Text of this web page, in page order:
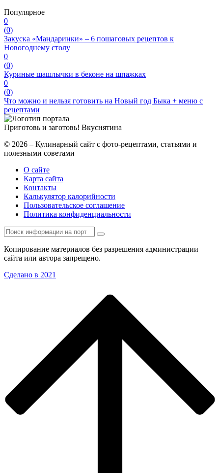
Популярное
0
(0)
Закуска «Мандаринки» – 6 пошаговых рецептов к
Новогоднему столу
0
(0)
Куриные шашлычки в беконе на шпажках
0
(0)
Что можно и нельзя готовить на Новый год Быка + меню с
рецептами
Приготовь и заготовь! Вкуснятина
© 2026 – Кулинарный сайт с фото-рецептами, статьями и
полезными советами
О сайте
Карта сайта
Контакты
Калькулятор калорийности
Пользовательское соглашение
Политика конфиденциальности
Копирование материалов без разрешения администрации
сайта или автора запрещено.
Сделано в 2021